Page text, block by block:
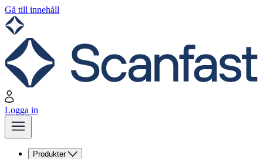
Gå till innehåll
Logga in
Produkter